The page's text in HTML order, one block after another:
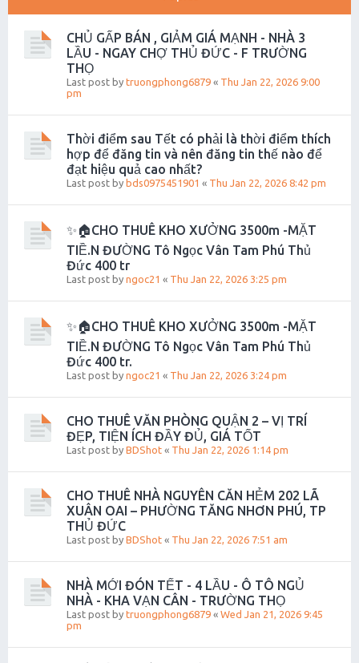
CHỦ GẤP BÁN , GIẢM GIÁ MẠNH - NHÀ 3
LẦU - NGAY CHỢ THỦ ĐỨC - F TRƯỜNG
THỌ
Last post by truongphong6879 « Thu Jan 22, 2026 9:00
pm
Thời điểm sau Tết có phải là thời điểm thích
hợp để đăng tin và nên đăng tin thế nào để
đạt hiệu quả cao nhất?
Last post by bds0975451901 « Thu Jan 22, 2026 8:42 pm
✨🏠CHO THUÊ KHO XƯỞNG 3500m -MẶT
TIỀ.N ĐƯỜNG Tô Ngọc Vân Tam Phú Thủ
Đức 400 tr
Last post by ngoc21 « Thu Jan 22, 2026 3:25 pm
✨🏠CHO THUÊ KHO XƯỞNG 3500m -MẶT
TIỀ.N ĐƯỜNG Tô Ngọc Vân Tam Phú Thủ
Đức 400 tr.
Last post by ngoc21 « Thu Jan 22, 2026 3:24 pm
CHO THUÊ VĂN PHÒNG QUẬN 2 – VỊ TRÍ
ĐẸP, TIỆN ÍCH ĐẦY ĐỦ, GIÁ TỐT
Last post by BDShot « Thu Jan 22, 2026 1:14 pm
CHO THUÊ NHÀ NGUYÊN CĂN HẺM 202 LÃ
XUÂN OAI – PHƯỜNG TĂNG NHƠN PHÚ, TP
THỦ ĐỨC
Last post by BDShot « Thu Jan 22, 2026 7:51 am
NHÀ MỚI ĐÓN TẾT - 4 LẦU - Ô TÔ NGỦ
NHÀ - KHA VẠN CÂN - TRƯỜNG THỌ
Last post by truongphong6879 « Wed Jan 21, 2026 9:45
pm